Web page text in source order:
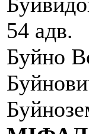
54 адв.
Буйно